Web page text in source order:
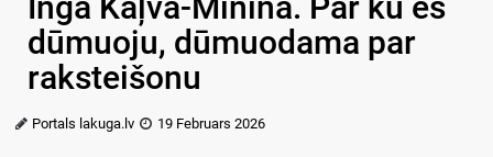
dūmuoju, dūmuodama par
raksteišonu
Portals lakuga.lv 19 Februars 2026